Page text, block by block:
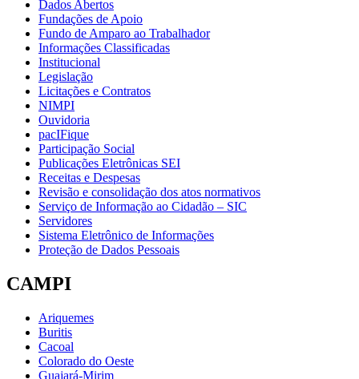
Dados Abertos
Fundações de Apoio
Fundo de Amparo ao Trabalhador
Informações Classificadas
Institucional
Legislação
Licitações e Contratos
NIMPI
Ouvidoria
pacIFique
Participação Social
Publicações Eletrônicas SEI
Receitas e Despesas
Revisão e consolidação dos atos normativos
Serviço de Informação ao Cidadão – SIC
Servidores
Sistema Eletrônico de Informações
Proteção de Dados Pessoais
CAMPI
Ariquemes
Buritis
Cacoal
Colorado do Oeste
Guajará-Mirim